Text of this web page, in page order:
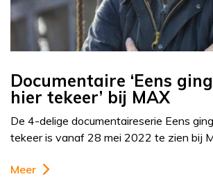
Documentaire ‘Eens
hier tekeer’ bij MAX
De 4-delige documentaireserie Eens
tekeer is vanaf 28 mei 2022 te zien bij
Meer